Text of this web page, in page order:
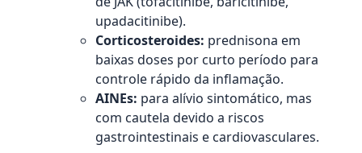
upadacitinibe).
Corticosteroides: prednisona em
baixas doses por curto período para
controle rápido da inflamação.
AINEs: para alívio sintomático, mas
com cautela devido a riscos
gastrointestinais e cardiovasculares.